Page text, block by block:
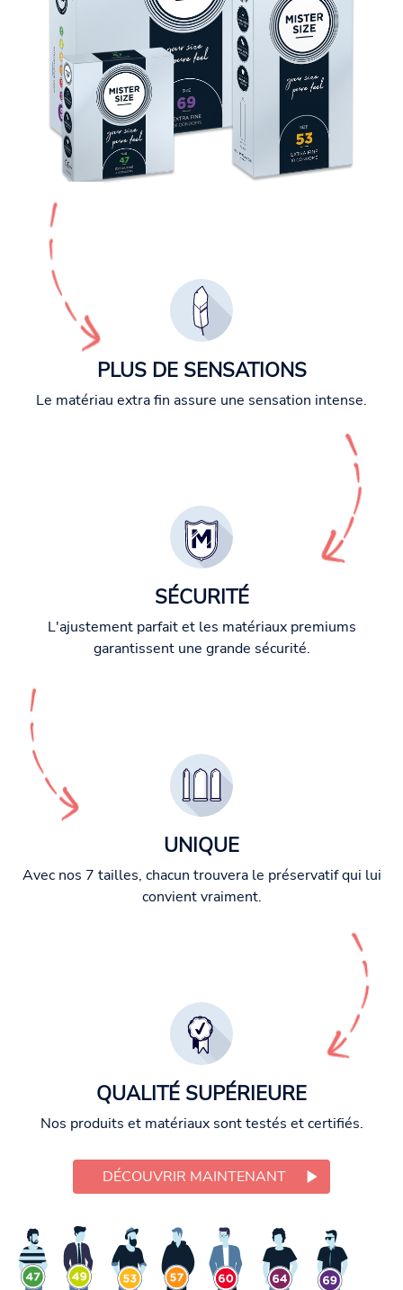
PLUS DE SENSATIONS
Le matériau extra fin assure une sensation intense.
SÉCURITÉ
L'ajustement parfait et les matériaux premiums
garantissent une grande sécurité.
UNIQUE
Avec nos 7 tailles, chacun trouvera le préservatif qui lui
convient vraiment.
QUALITÉ SUPÉRIEURE
Nos produits et matériaux sont testés et certifiés.
DÉCOUVRIR MAINTENANT